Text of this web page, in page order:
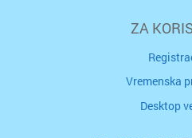
ZA
Vremenska
Desktop